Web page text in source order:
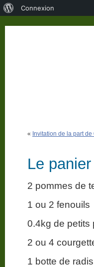
« Invitation de la part
Le
2 pommes de
1 ou 2 fenouils
0.4kg de petits
2 ou 4
1 botte de radis
Connexion